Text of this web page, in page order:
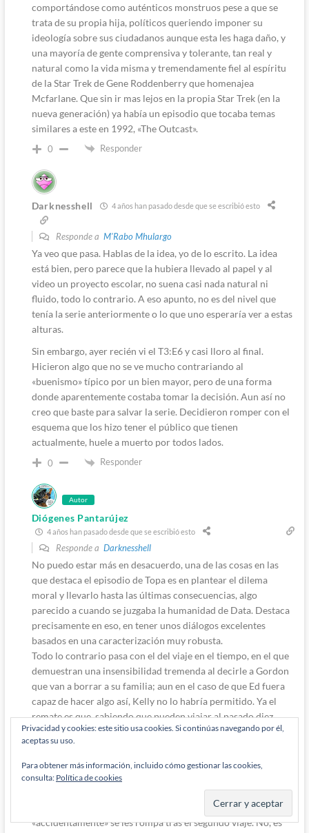
comportándose como auténticos monstruos pese a que se
trata de su propia hija, políticos queriendo imponer su
ideología sobre sus ciudadanos aunque esta les haga daño, y
una mayoría de gente comprensiva y tolerante, tan real y
natural como la vida misma y tremendamente fiel al espíritu
de la Star Trek de Gene Roddenberry que homenajea
Mcfarlane. Que sin ir mas lejos en la propia Star Trek (en la
nueva generación) ya había un episodio que tocaba temas
similares a este en 1992, «The Outcast».
0 Responder
Darknesshell 4 años han pasado desde que se escribió esto
Responde a M'Rabo Mhulargo
Ya veo que pasa. Hablas de la idea, yo de lo escrito. La idea
está bien, pero parece que la hubiera llevado al papel y al
video un proyecto escolar, no suena casi nada natural ni
fluido, todo lo contrario. A eso apunto, no es del nivel que
tenía la serie anteriormente o lo que uno esperaría ver a estas
alturas.
Sin embargo, ayer recién vi el T3:E6 y casi lloro al final.
Hicieron algo que no se ve mucho contrariando al
«buenismo» típico por un bien mayor, pero de una forma
donde aparentemente costaba tomar la decisión. Aun así no
creo que baste para salvar la serie. Decidieron romper con el
esquema que los hizo tener el público que tienen
actualmente, huele a muerto por todos lados.
0 Responder
Autor
Diógenes Pantarújez
4 años han pasado desde que se escribió esto
Responde a Darknesshell
No puedo estar más en desacuerdo, una de las cosas en las
que destaca el episodio de Topa es en plantear el dilema
moral y llevarlo hasta las últimas consecuencias, algo
parecido a cuando se juzgaba la humanidad de Data. Destaca
precisamente en eso, en tener unos diálogos excelentes
basados en una caracterización muy robusta.
Todo lo contrario pasa con el del viaje en el tiempo, en el que
demuestran una insensibilidad tremenda al decirle a Gordon
que van a borrar a su familia; aun en el caso de que Ed fuera
capaz de hacer algo así, Kelly no lo habría permitido. Ya el
remate es que, sabiendo que pueden viajar al pasado diez
años y dejarlo en paz, se traigan a Talla para que poco menos
le echen la puerta abajo y los aterrorice.
Y lo peor de todo es que el episodio se habría arreglado si
desde un principio hubieran dejado claro que la máquina del
tiempo iba a reventar con el siguiente viaje, en vez de
limitarse a decir que le falta combustible y que luego
«accidentamente» se les rompa tras el segundo viaje. No, es
Privacidad y cookies: este sitio usa cookies. Si continúas navegando por él,
aceptas su uso.
Para obtener más información, incluido cómo gestionar las cookies,
consulta: Política de cookies